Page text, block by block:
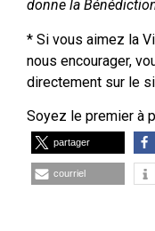
donne la
* Si vous aimez la
nous encourager,
directement sur le
Soyez le premier à
partager
courriel